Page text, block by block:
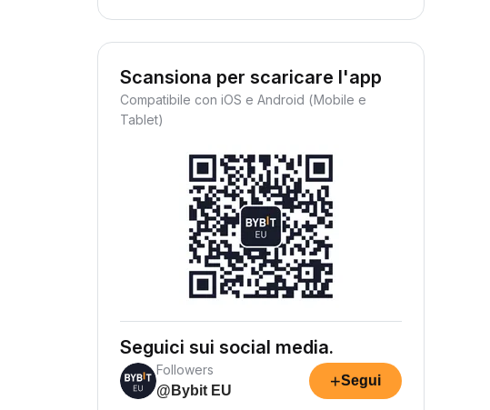
Scansiona per scaricare l'app
Compatibile con iOS e Android (Mobile e
Tablet)
Seguici sui social media.
Followers
@Bybit EU
+Segui